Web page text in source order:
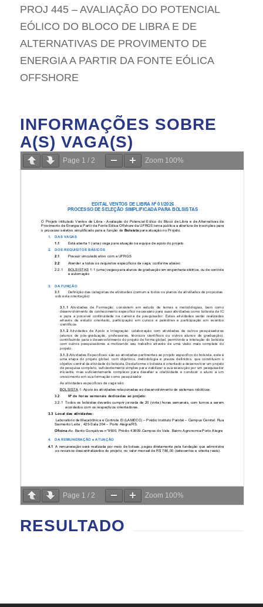
PROJ 445 – AVALIAÇÃO DO POTENCIAL
EÓLICO DO BLOCO DE LIBRA E DE
ALTERNATIVAS DE PROVIMENTO DE
ENERGIA A PARTIR DA FONTE EÓLICA
OFFSHORE
INFORMAÇÕES SOBRE
A(S) VAGA(S)
Page 1 / 2 Zoom 100%
Page 1 / 2 Zoom 100%
RESULTADO